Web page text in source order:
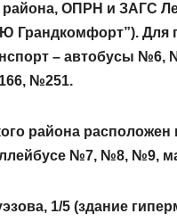
ОПРН и ЗАГС
Грандкомфорт”).
– автобусы
№251.
района расположен
№7, №8, №9,
1/5 (здание